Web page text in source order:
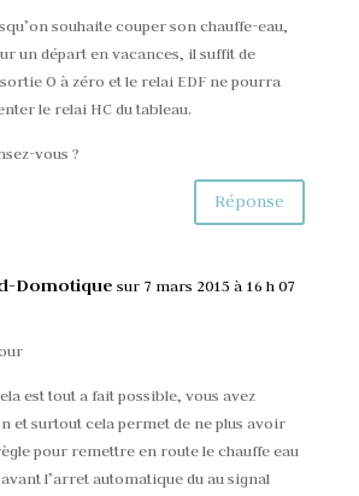
souhaite couper son chauffe-eau,
un départ en vacances, il suffit de
O à zéro et le relai EDF ne pourra
le relai HC du tableau.
vous ?
Réponse
Domotique sur 7 mars 2015 à 16 h 07
est tout a fait possible, vous avez
et surtout cela permet de ne plus avoir
pour remettre en route le chauffe eau
l’arret automatique du au signal